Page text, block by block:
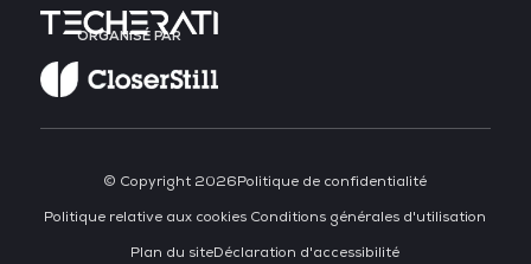
ORGANISÉ PAR
© Copyright 2026Politique de confidentialité
Politique relative aux cookies Conditions générales d'utilisation
Plan du siteDéclaration d'accessibilité